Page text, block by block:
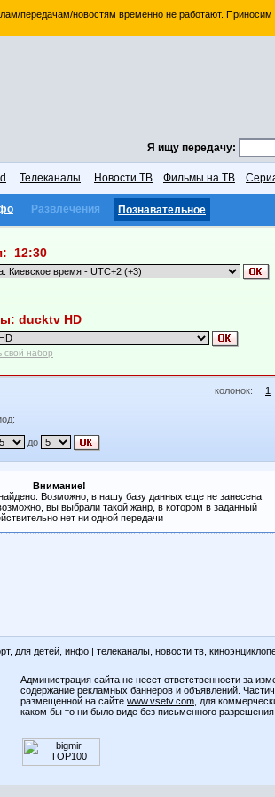
передачам/новостям временно не работают. Приносим
Я ищу передачу:
Телеканалы Новости ТВ Фильмы на ТВ
Развлечения Познавательное
12:30
ducktv HD
свой набор
колонок: 1
до
Внимание!
Возможно, в нашу базу данных еще не занесена
вы выбрали такой жанр, в котором в заданный
нет ни одной передачи
, для детей инфо | телеканалы новости тв
Администрация сайта не несет ответственности за
содержание рекламных баннеров и объявлений.
размещенной на сайте www.vsetv.com , для
каком бы то ни было виде без письменного